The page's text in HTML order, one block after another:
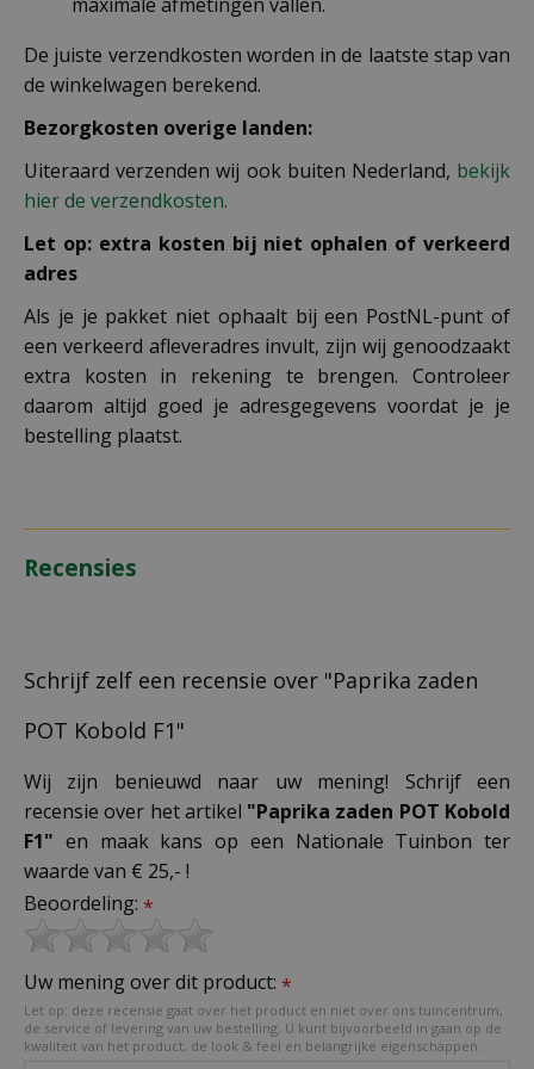
De juiste verzendkosten worden in de laatste stap van
de winkelwagen berekend.
Bezorgkosten overige landen:
Uiteraard verzenden wij ook buiten Nederland, bekijk
hier de verzendkosten.
Let op: extra kosten bij niet ophalen of verkeerd
adres
Als je je pakket niet ophaalt bij een PostNL-punt of
een verkeerd afleveradres invult, zijn wij genoodzaakt
extra kosten in rekening te brengen. Controleer
daarom altijd goed je adresgegevens voordat je je
bestelling plaatst.
Recensies
Schrijf zelf een recensie over "Paprika zaden
POT Kobold F1"
Wij zijn benieuwd naar uw mening! Schrijf een
recensie over het artikel "Paprika zaden POT Kobold
F1" en maak kans op een Nationale Tuinbon ter
waarde van € 25,- !
Beoordeling: *
Uw mening over dit product: *
Let op: deze recensie gaat over het product en niet over ons tuincentrum,
de service of levering van uw bestelling. U kunt bijvoorbeeld in gaan op de
kwaliteit van het product, de look & feel en belangrijke eigenschappen.